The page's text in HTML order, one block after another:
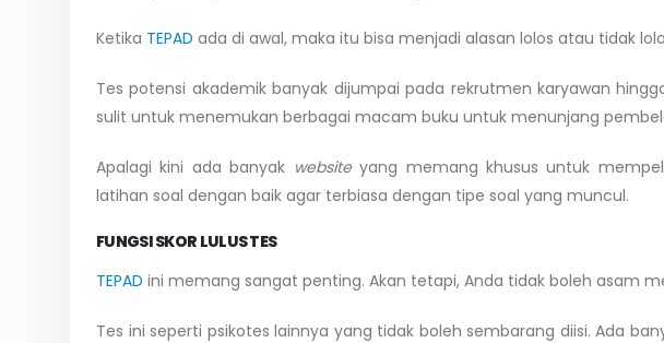
Ketika TEPAD ada di awal, maka itu bisa menjadi alasan lolos atau tidak
Tes potensi akademik banyak dijumpai pada rekrutmen karyawan
sulit untuk menemukan berbagai macam buku untuk menunjang
Apalagi kini ada banyak websiteyang memang khusus untuk
latihan soal dengan baik agar terbiasa dengan tipe soal yang muncul.
FUNGSI SKOR LULUS TES
TEPAD ini memang sangat penting. Akan tetapi, Anda tidak boleh asam
Tes ini seperti psikotes lainnya yang tidak boleh sembarang diisi. Ada